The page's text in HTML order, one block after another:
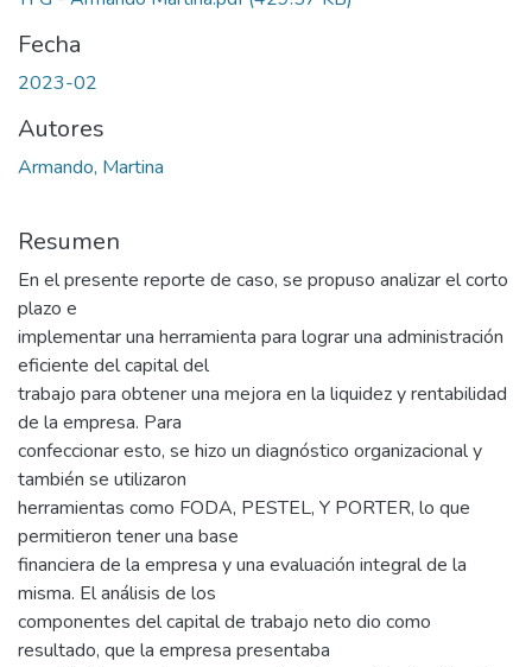
Fecha
2023-02
Autores
Armando, Martina
Resumen
En el presente reporte de caso, se propuso analizar el corto
plazo e
implementar una herramienta para lograr una administración
eficiente del capital del
trabajo para obtener una mejora en la liquidez y rentabilidad
de la empresa. Para
confeccionar esto, se hizo un diagnóstico organizacional y
también se utilizaron
herramientas como FODA, PESTEL, Y PORTER, lo que
permitieron tener una base
financiera de la empresa y una evaluación integral de la
misma. El análisis de los
componentes del capital de trabajo neto dio como
resultado, que la empresa presentaba